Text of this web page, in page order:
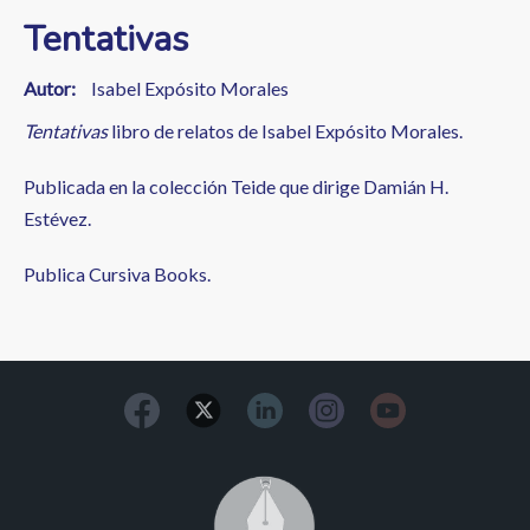
Tentativas
Autor
Isabel Expósito Morales
Tentativaslibro de relatos de Isabel Expósito Morales.
Publicada en la colección Teide que dirige Damián H.
Estévez.
Publica Cursiva Books.
Image